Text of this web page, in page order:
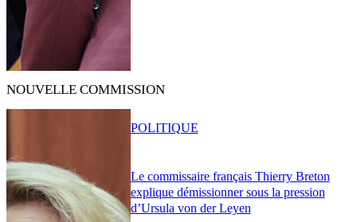
NOUVELLE COMMISSION
Le commissaire français Thierry Breton
explique démissionner sous la pression
d’Ursula von der Leyen
POLITIQUE